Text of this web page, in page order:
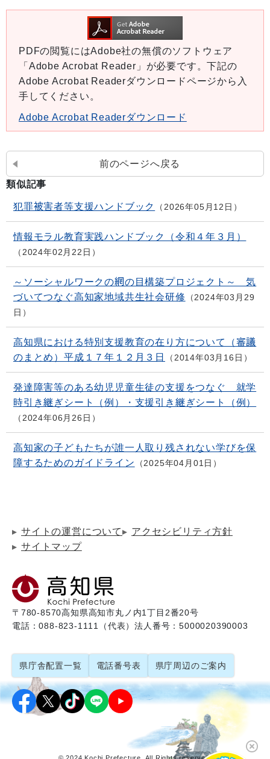
PDFの閲覧にはAdobe社の無償のソフトウェア
「Adobe Acrobat Reader」が必要です。下記の
Adobe Acrobat Readerダウンロードページから入
手してください。
Adobe Acrobat Readerダウンロード
前のページへ戻る
類似記事
犯罪被害者等支援ハンドブック 2026年05月12日
情報モラル教育実践ハンドブック（令和４年３月）
2024年02月22日
～ソーシャルワークの網の目構築プロジェクト～ 気
づいてつなぐ高知家地域共生社会研修
2024年03月29
日
高知県における特別支援教育の在り方について（審議
のまとめ）平成１７年１２月３日
2014年03月16日
発達障害等のある幼児児童生徒の支援をつなぐ 就学
時引き継ぎシート（例）・支援引き継ぎシート（例）
2024年06月26日
高知家の子どもたちが誰一人取り残されない学びを保
障するためのガイドライン
2025年04月01日
サイトの運営について
アクセシビリティ方針
サイトマップ
〒780-8570高知県高知市丸ノ内1丁目2番20号
電話：088-823-1111（代表）法人番号：5000020390003
県庁舎配置一覧 電話番号表 県庁周辺のご案内